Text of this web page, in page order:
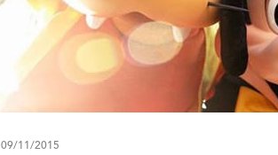
09/11/2015